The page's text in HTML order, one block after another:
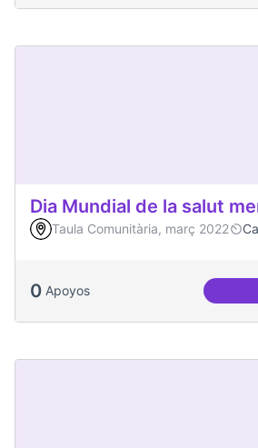
Dia Mundial de la salut
Taula Comunitària, març 2022
0 Apoyos